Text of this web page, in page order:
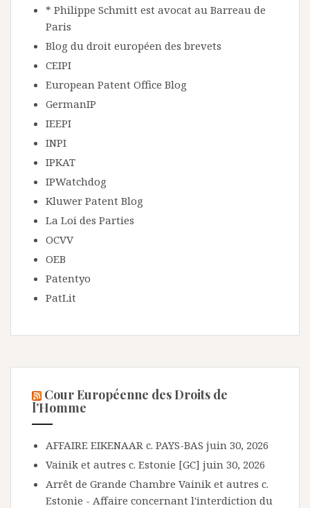
* Philippe Schmitt est avocat au Barreau de
Paris
Blog du droit européen des brevets
CEIPI
European Patent Office Blog
GermanIP
IEEPI
INPI
IPKAT
IPWatchdog
Kluwer Patent Blog
La Loi des Parties
OCVV
OEB
Patentyo
PatLit
Cour Européenne des Droits de
l’Homme
AFFAIRE EIKENAAR c. PAYS-BAS juin 30, 2026
Vainik et autres c. Estonie [GC] juin 30, 2026
Arrêt de Grande Chambre Vainik et autres c.
Estonie - Affaire concernant l'interdiction du